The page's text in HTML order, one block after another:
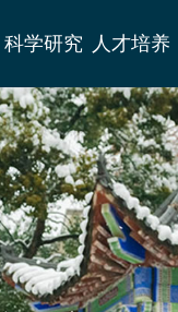
科学研究 人才培养